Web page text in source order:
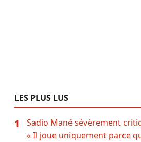
LES PLUS LUS
1
Sadio Mané sévèrement
« Il joue uniquement parce